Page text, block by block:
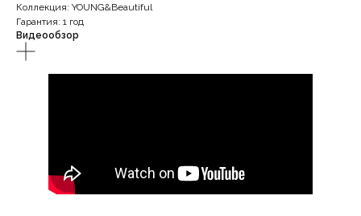
Коллекция: YOUNG&Beautiful
Гарантия: 1 год
Видеообзор